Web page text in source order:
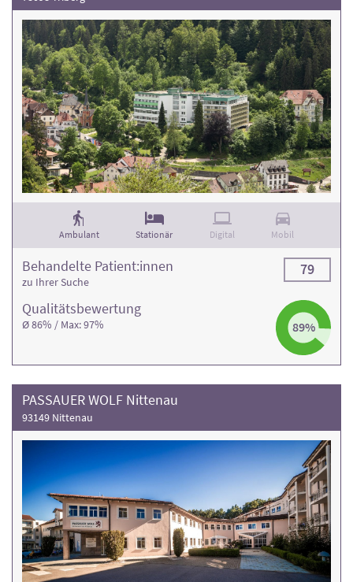
Ambulant Stationär Digital Mobil
Qualitäts­bewertung
Ø 86% / Max: 97% 89%
Behandelte Patient:innen
zu Ihrer Suche
79
PASSAUER WOLF Nittenau
93149 Nittenau